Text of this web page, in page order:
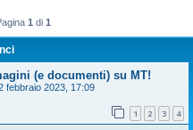
1 di 1
(e documenti) su MT!
febbraio 2023, 17:09
1 2 3 4